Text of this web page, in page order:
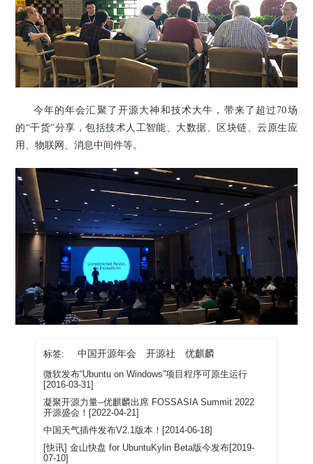
今年的年会汇聚了开源大神和技术大牛，带来了超过70场
的“干货”分享，包括技术人工智能、大数据、区块链、云原生应
用、物联网、消息中间件等。
标签: 中国开源年会 开源社 优麒麟
微软发布“Ubuntu on Windows”项目程序可原生运行
[2016-03-31]
凝聚开源力量--优麒麟出席 FOSSASIA Summit 2022
开源盛会！[2022-04-21]
中国天气插件发布V2.1版本！[2014-06-18]
[快讯] 金山快盘 for UbuntuKylin Beta版今发布[2019-
07-10]